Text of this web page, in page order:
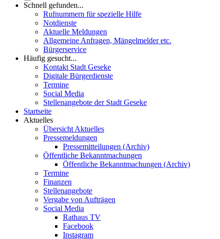
Schnell gefunden...
Rufnummern für spezielle Hilfe
Notdienste
Aktuelle Meldungen
Allgemeine Anfragen, Mängelmelder etc.
Bürgerservice
Häufig gesucht...
Kontakt Stadt Geseke
Digitale Bürgerdienste
Termine
Social Media
Stellenangebote der Stadt Geseke
Startseite
Aktuelles
Übersicht Aktuelles
Pressemeldungen
Pressemitteilungen (Archiv)
Öffentliche Bekanntmachungen
Öffentliche Bekanntmachungen (Archiv)
Termine
Finanzen
Stellenangebote
Vergabe von Aufträgen
Social Media
Rathaus TV
Facebook
Instagram